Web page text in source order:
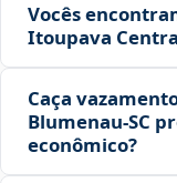
Vocês
Itoupava
Caça
Blumenau‑SC
econômico?